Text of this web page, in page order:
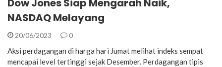
Dow Jones Siap Mengarah Naik,
NASDAQ Melayang
20/06/2023 0
Aksi perdagangan di harga hari Jumat melihat indeks sempat
mencapai level tertinggi sejak Desember. Perdagangan tipis